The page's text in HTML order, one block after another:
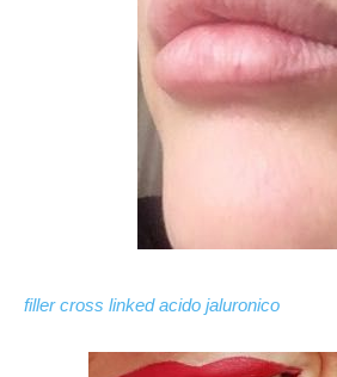
filler cross linked acido jaluronico